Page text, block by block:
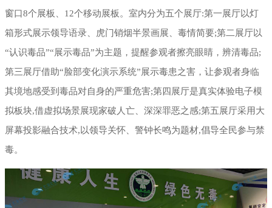
窗口8个展板、12个移动展板。室内分为五个展厅:第一展厅以灯
箱形式展示领导语录、虎门销烟半景画展、毒情简要;第二展厅以
“认识毒品”“展示毒品”为主题，提醒参观者擦亮眼睛，辨清毒品;
第三展厅借助“脸部变化演示系统”展示毒患之害，让参观者身临
其境地感受到毒品对自身的严重危害;第四展厅是真实体验电子模
拟板块,借虚拟场景展现家破人亡、深深罪恶之感;第五展厅采用大
屏幕投影融合技术,以领导关怀、警钟长鸣为题材,倡导全民参与禁
毒。